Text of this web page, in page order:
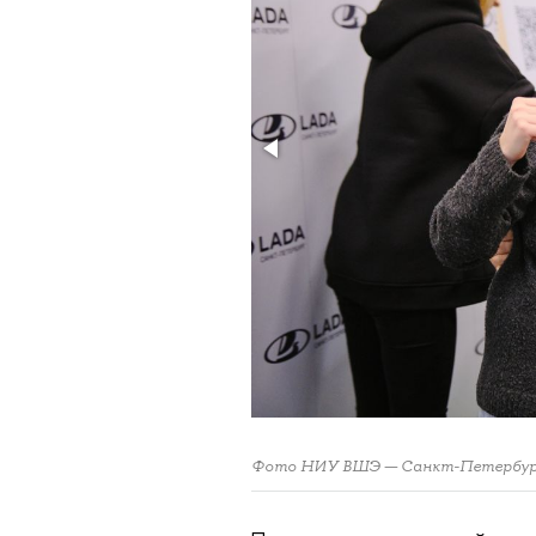
Фото НИУ ВШЭ — Санкт-